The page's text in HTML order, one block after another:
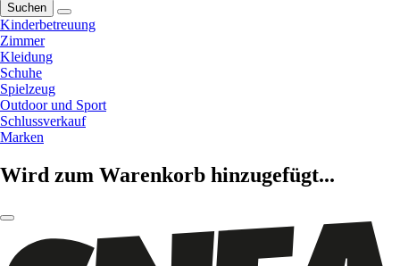
Suchen
Kinderbetreuung
Zimmer
Kleidung
Schuhe
Spielzeug
Outdoor und Sport
Schlussverkauf
Marken
Wird zum Warenkorb hinzugefügt...